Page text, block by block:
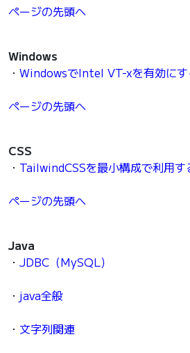
ページの先頭へ
Windows
・ WindowsでIntel VT-xを有効にす
ページの先頭へ
CSS
・ TailwindCSSを最小構成で利用す
ページの先頭へ
Java
・ JDBC（MySQL）
・ java全般
・ 文字列関連